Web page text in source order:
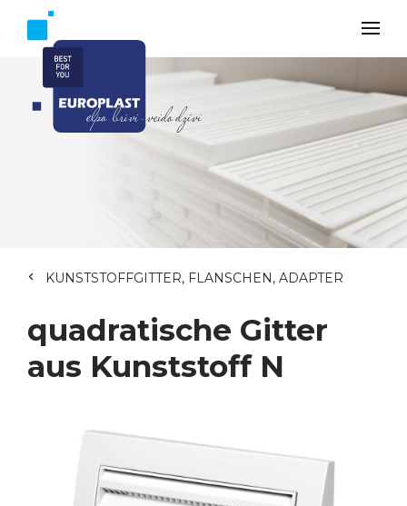
KUNSTSTOFFGITTER, FLANSCHEN, ADAPTER
quadratische Gitter
aus Kunststoff N